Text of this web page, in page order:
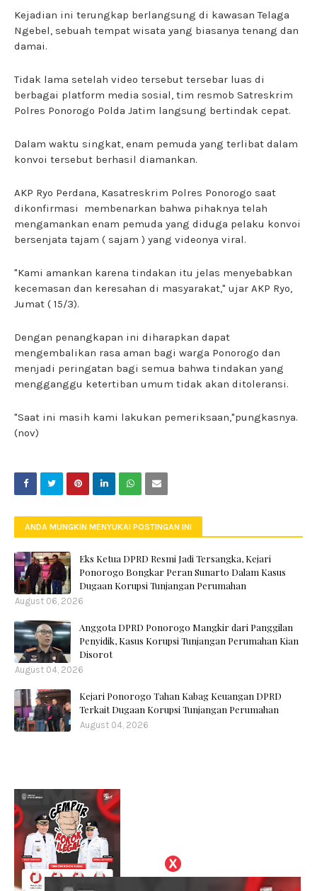
Kejadian ini terungkap berlangsung di kawasan Telaga
Ngebel, sebuah tempat wisata yang biasanya tenang dan
damai.
Tidak lama setelah video tersebut tersebar luas di
berbagai platform media sosial, tim resmob Satreskrim
Polres Ponorogo Polda Jatim langsung bertindak cepat.
Dalam waktu singkat, enam pemuda yang terlibat dalam
konvoi tersebut berhasil diamankan.
AKP Ryo Perdana, Kasatreskrim Polres Ponorogo saat
dikonfirmasi membenarkan bahwa pihaknya telah
mengamankan enam pemuda yang diduga pelaku konvoi
bersenjata tajam ( sajam ) yang videonya viral.
"Kami amankan karena tindakan itu jelas menyebabkan
kecemasan dan keresahan di masyarakat," ujar AKP Ryo,
Jumat ( 15/3).
Dengan penangkapan ini diharapkan dapat
mengembalikan rasa aman bagi warga Ponorogo dan
menjadi peringatan bagi semua bahwa tindakan yang
mengganggu ketertiban umum tidak akan ditoleransi.
"Saat ini masih kami lakukan pemeriksaan,"pungkasnya.
(nov)
ANDA MUNGKIN MENYUKAI POSTINGAN INI
Eks Ketua DPRD Resmi Jadi Tersangka, Kejari
Ponorogo Bongkar Peran Sunarto Dalam Kasus
Dugaan Korupsi Tunjangan Perumahan
August 06, 2026
Anggota DPRD Ponorogo Mangkir dari Panggilan
Penyidik, Kasus Korupsi Tunjangan Perumahan Kian
Disorot
August 04, 2026
Kejari Ponorogo Tahan Kabag Keuangan DPRD
Terkait Dugaan Korupsi Tunjangan Perumahan
August 04, 2026